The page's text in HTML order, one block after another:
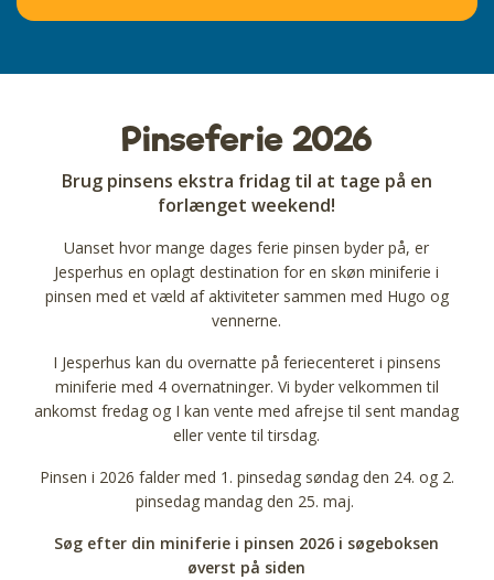
Pinseferie 2026
Brug pinsens ekstra fridag til at tage på en
forlænget weekend!
Uanset hvor mange dages ferie pinsen byder på, er
Jesperhus en oplagt destination for en skøn miniferie i
pinsen med et væld af aktiviteter sammen med Hugo og
vennerne.
I Jesperhus kan du overnatte på feriecenteret i pinsens
miniferie med 4 overnatninger. Vi byder velkommen til
ankomst fredag og I kan vente med afrejse til sent mandag
eller vente til tirsdag.
Pinsen i 2026 falder med 1. pinsedag søndag den 24. og 2.
pinsedag mandag den 25. maj.
Søg efter din miniferie i pinsen 2026 i søgeboksen
øverst på siden